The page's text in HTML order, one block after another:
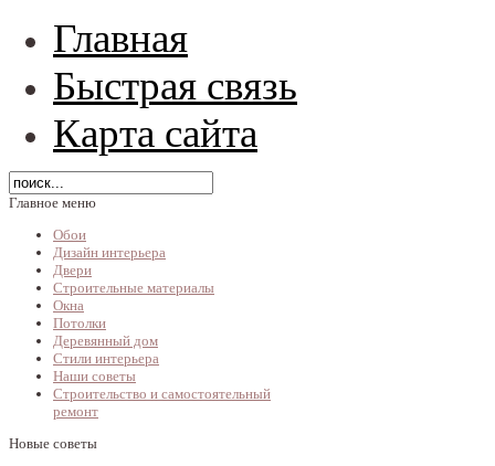
Главная
Быстрая связь
Карта сайта
Главное меню
Обои
Дизайн интерьера
Двери
Строительные материалы
Окна
Потолки
Деревянный дом
Стили интерьера
Наши советы
Строительство и самостоятельный
ремонт
Новые советы